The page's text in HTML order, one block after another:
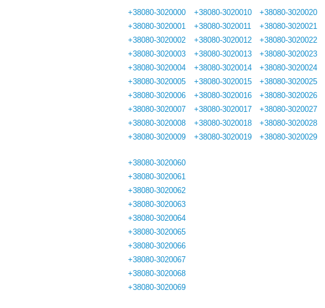
+38080-3020000
+38080-3020001
+38080-3020002
+38080-3020003
+38080-3020004
+38080-3020005
+38080-3020006
+38080-3020007
+38080-3020008
+38080-3020009
+38080-3020010
+38080-3020011
+38080-3020012
+38080-3020013
+38080-3020014
+38080-3020015
+38080-3020016
+38080-3020017
+38080-3020018
+38080-3020019
+38080-3020020
+38080-3020021
+38080-3020022
+38080-3020023
+38080-3020024
+38080-3020025
+38080-3020026
+38080-3020027
+38080-3020028
+38080-3020029
+38080-3020060
+38080-3020061
+38080-3020062
+38080-3020063
+38080-3020064
+38080-3020065
+38080-3020066
+38080-3020067
+38080-3020068
+38080-3020069